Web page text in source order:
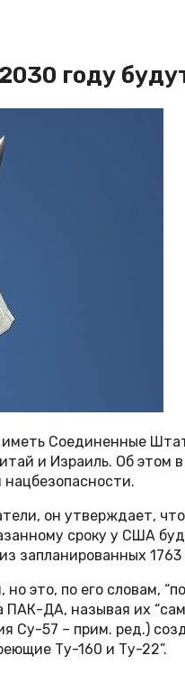
году
Соединенные
и Израиль. Об
он утверждает,
сроку у США
запланированных
это, по его словам,
ПАК-ДА, называя их
Су-57 – прим. ред.)
Ту-160 и Ту-22”.